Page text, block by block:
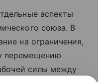
аспекты
союза. В
на ограничения,
перемещению
силы между